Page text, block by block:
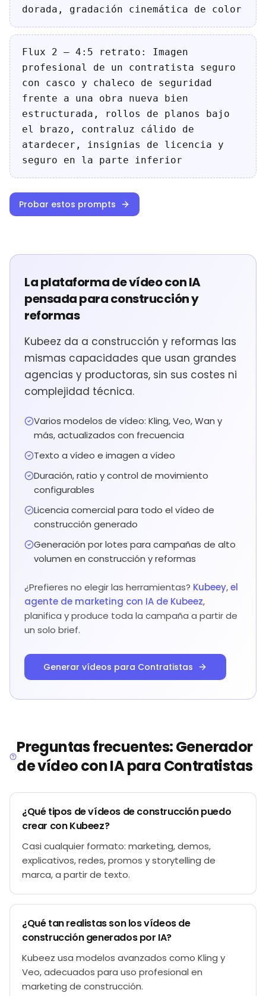
dorada, gradación cinemática de color
Flux 2 — 4:5 retrato: Imagen
profesional de un contratista seguro
con casco y chaleco de seguridad
frente a una obra nueva bien
estructurada, rollos de planos bajo
el brazo, contraluz cálido de
atardecer, insignias de licencia y
seguro en la parte inferior
Probar estos prompts
La plataforma de vídeo con IA
pensada para construcción y
reformas
Kubeez da a construcción y reformas las
mismas capacidades que usan grandes
agencias y productoras, sin sus costes ni
complejidad técnica.
Varios modelos de vídeo: Kling, Veo, Wan y
más, actualizados con frecuencia
Texto a vídeo e imagen a vídeo
Duración, ratio y control de movimiento
configurables
Licencia comercial para todo el vídeo de
construcción generado
Generación por lotes para campañas de alto
volumen en construcción y reformas
¿Prefieres no elegir las herramientas? Kubeey, el
agente de marketing con IA de Kubeez,
planifica y produce toda la campaña a partir de
un solo brief.
Generar vídeos para Contratistas
Preguntas frecuentes: Generador
de vídeo con IA para Contratistas
¿Qué tipos de vídeos de construcción puedo
crear con Kubeez?
Casi cualquier formato: marketing, demos,
explicativos, redes, promos y storytelling de
marca, a partir de texto.
¿Qué tan realistas son los vídeos de
construcción generados por IA?
Kubeez usa modelos avanzados como Kling y
Veo, adecuados para uso profesional en
marketing de construcción.